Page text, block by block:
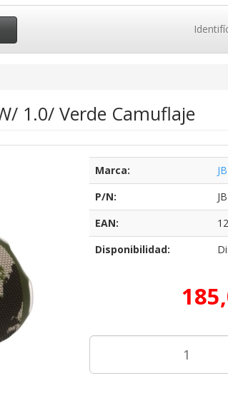
1.0/ Verde Camuflaje
Marca:
P/N:
EAN:
Disponibilidad: